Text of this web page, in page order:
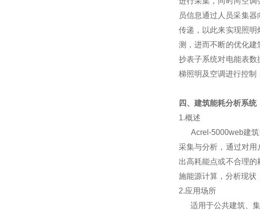
员信息通过人员采集
传递，以此来实现照
测，进而不断的优化
抄表子系统对电能表
梯照明及空调进行控制
四、建筑能耗分析系统
1.概述
Acrel-5000web建筑
采集与分析，通过对
出高耗能点或不合理
施能源计算，分析现状
2.应用场所
适用于公共建筑、集